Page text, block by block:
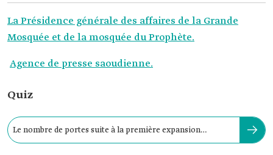
La Présidence générale des affaires de la Grande
Mosquée et de la mosquée du Prophète.
Agence de presse saoudienne.
Quiz
Le nombre de portes suite à la première expansion